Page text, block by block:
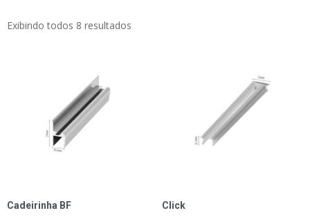
Exibindo todos 8 resultados
Cadeirinha BF Click